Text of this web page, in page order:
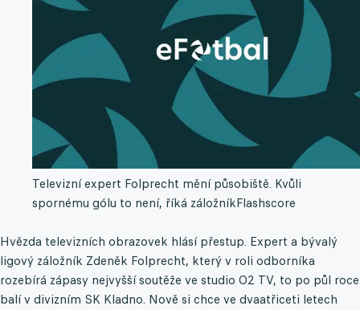
Televizní expert Folprecht mění působiště. Kvůli
spornému gólu to není, říká záložníkFlashscore
Hvězda televizních obrazovek hlásí přestup. Expert a bývalý
ligový záložník Zdeněk Folprecht, který v roli odborníka
rozebírá zápasy nejvyšší soutěže ve studio O2 TV, to po půl roce
balí v divizním SK Kladno. Nově si chce ve dvaatřiceti letech